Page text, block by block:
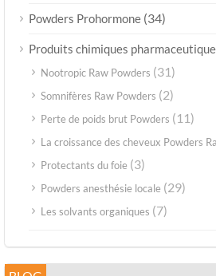
Powders Prohormone (34)
Produits chimiques
Nootropic Raw Powders (31)
Somnifères Raw Powders (2)
Perte de poids brut Powders (11)
La croissance des cheveux Powders
Protectants du foie (3)
Powders anesthésie locale (29)
Les solvants organiques (7)